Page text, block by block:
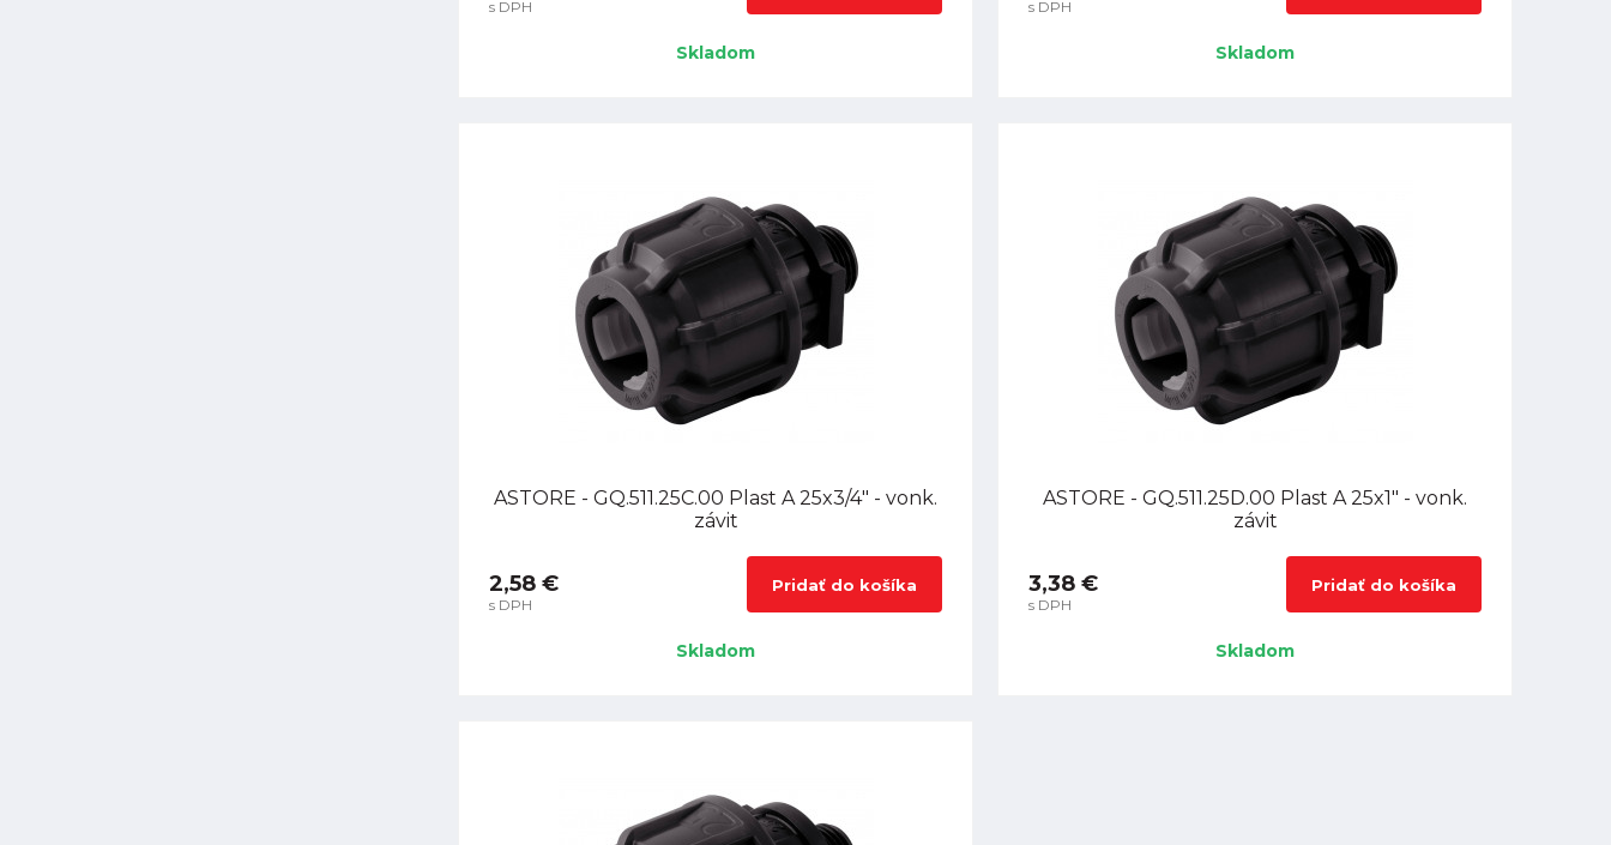
s DPH
Skladom
s DPH
Skladom
ASTORE - GQ.511.25C.00 Plast A 25x3/4" - vonk.
závit
2,58 €
s DPH
Pridať do košíka
Skladom
ASTORE - GQ.511.25D.00 Plast A 25x1" - vonk.
závit
3,38 €
s DPH
Pridať do košíka
Skladom